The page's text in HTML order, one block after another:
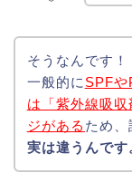
そうなんです！
一般的に SPFや
は「紫外線吸
ジがある ため、
実は違うんです